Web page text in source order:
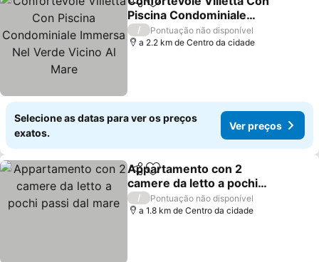
PartilharAdicionar aos favoritos
Piscina Condominiale
Immersa Nel Verde Vicino
Al Mare
/
Pontuação não disponível
a 2.2 km de Centro da cidade
Selecione as datas para ver os preços
exatos.
Ver preços
PartilharAdicionar aos favoritos
Appartamento con 2
camere da letto a pochi
passi dal mare
/
Pontuação não disponível
a 1.8 km de Centro da cidade